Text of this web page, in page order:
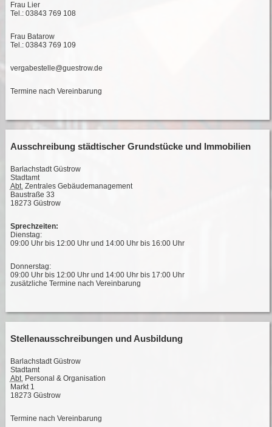
Frau Lier
Tel.: 03843 769 108
Frau Batarow
Tel.: 03843 769 109
vergabestelle@guestrow.de
Termine nach Vereinbarung
Ausschreibung städtischer Grundstücke und Immobilien
Barlachstadt Güstrow
Stadtamt
Abt.Zentrales Gebäudemanagement
Baustraße 33
18273 Güstrow
Sprechzeiten:
Dienstag:
09:00 Uhr bis 12:00 Uhr und 14:00 Uhr bis 16:00 Uhr
Donnerstag:
09:00 Uhr bis 12:00 Uhr und 14:00 Uhr bis 17:00 Uhr
zusätzliche Termine nach Vereinbarung
Stellenausschreibungen und Ausbildung
Barlachstadt Güstrow
Stadtamt
Abt.Personal & Organisation
Markt 1
18273 Güstrow
Termine nach Vereinbarung